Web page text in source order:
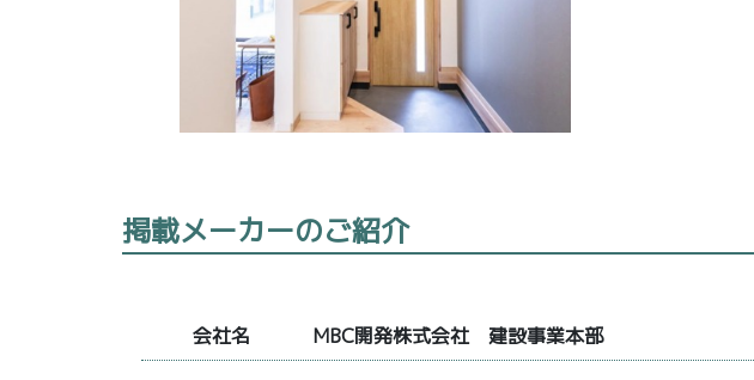
掲載メーカーのご紹介
会社名 MBC開発株式会社 建設事業本部